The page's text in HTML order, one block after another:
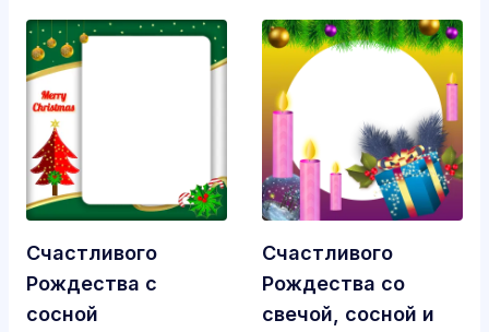
Счастливого
Рождества с
сосной
Счастливого
Рождества со
свечой, сосной и